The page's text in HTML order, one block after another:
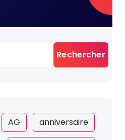
AG anniversaire